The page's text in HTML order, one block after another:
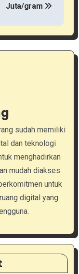
Juta/gram
sudah memiliki
dan teknologi
menghadirkan
mudah diakses
untuk
digital yang